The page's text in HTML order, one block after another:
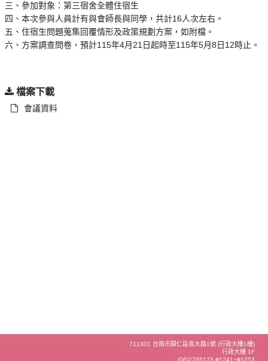
三、參加對象：第三宿舍全體住宿生
四、本次參與人員計有與會師長與同學，共計16人次左右。
五、住宿生問題蒐集回覆情形及政策規劃方案，如附檔。
六、方案調查問卷，預計115年4月21日起時至115年5月8日12時止。
檔案下載
會議資料
711301 台南市歸仁區長大路1號 (行政大樓1樓)
行政大樓 1F